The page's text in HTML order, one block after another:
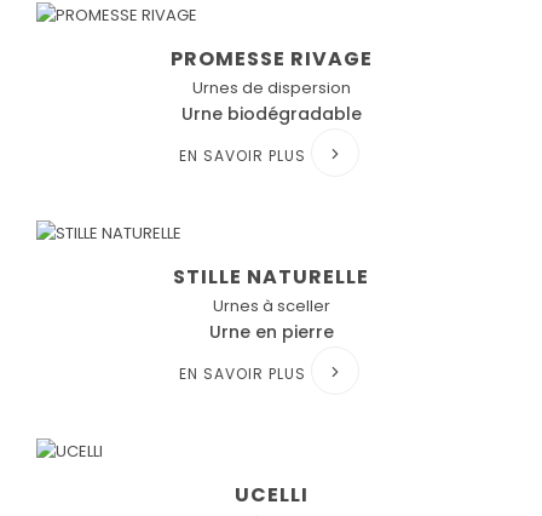
PROMESSE RIVAGE
Urnes de dispersion
Urne biodégradable
EN SAVOIR PLUS
STILLE NATURELLE
Urnes à sceller
Urne en pierre
EN SAVOIR PLUS
UCELLI